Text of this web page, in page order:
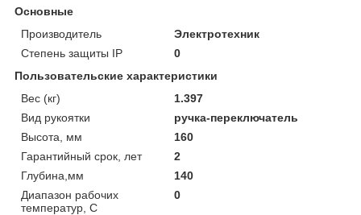
Основные
Производитель
Электротехник
Степень защиты IP
0
Пользовательские характеристики
Вес (кг)
1.397
Вид рукоятки
ручка-переключатель
Высота, мм
160
Гарантийный срок, лет
2
Глубина,мм
140
Диапазон рабочих
температур, С
0